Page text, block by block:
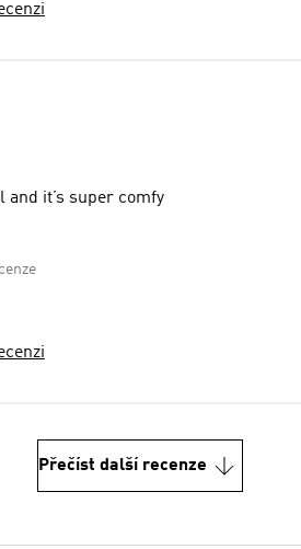
and it’s super comfy
Přečíst další recenze